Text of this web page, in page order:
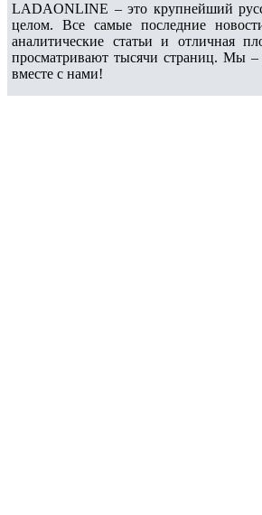
LADAONLINE – это крупнейший
целом. Все самые последние
аналитические статьи и отличная
просматривают тысячи страниц. Мы –
вместе с нами!